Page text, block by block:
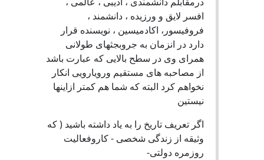
افسر لایق و ورزیده ، دانشمند ،
فروفیسور، اکادمیسین ، نویسنده قرار
دارد در انزمان به جروبجثهای طولانی
همرای وی در سطح بالایی که عبارت باشد
از مصاحبه های مستقیم ورویارویی انکار
نخواهم کرد البته که شما هم کمتر ازاینها
نیستین
اگر تعریف تاریخ را به یاد داشته باشید ( که
وثیقه از زندگی شخصی - کاروفعالیت
روزمره دولتی-